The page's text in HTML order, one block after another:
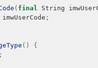
( final String
imwUserCode ;
()
{
;